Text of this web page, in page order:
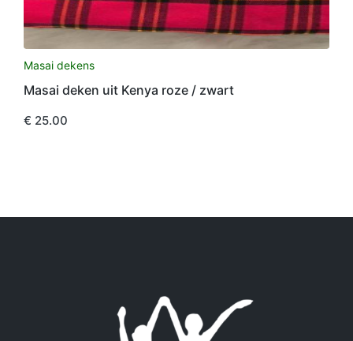
Masai dekens
Masai deken uit Kenya roze / zwart
€ 25.00